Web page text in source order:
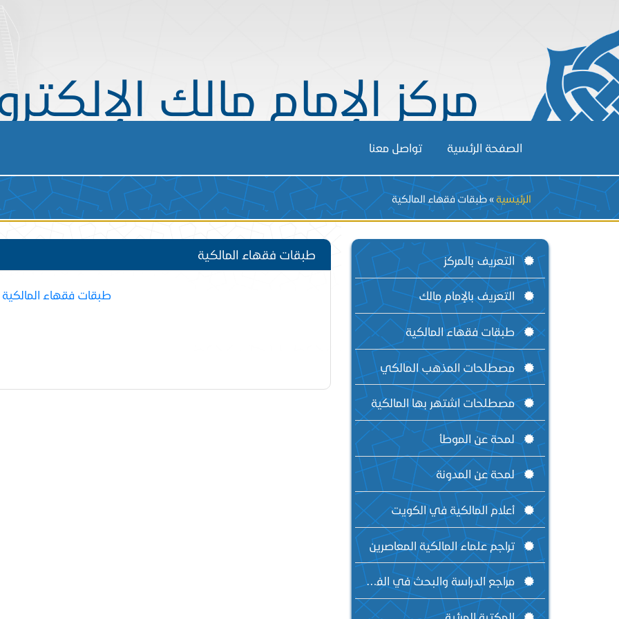
مركز الإمام مالك
الصفحة الرئسية تواصل معنا
Breadcrumb
الرئيسية طبقات فقهاء المالكية
التعريف بالمركز
التعريف بالإمام مالك
طبقات فقهاء المالكية
مصطلحات المذهب المالكي
مصطلحات اشتهر بها المالكية
لمحة عن الموطأ
لمحة عن المدونة
أعلام المالكية في الكويت
تراجم علماء المالكية المعاصرين
مراجع الدراسة والبحث في الفقه المالكي
طبقات فقهاء المالكية
طبقات فقهاء المالكية